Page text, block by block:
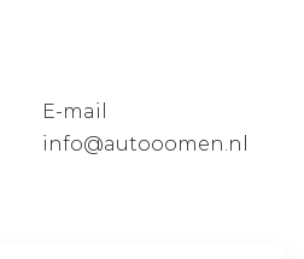
E-mail
info@autooomen.nl